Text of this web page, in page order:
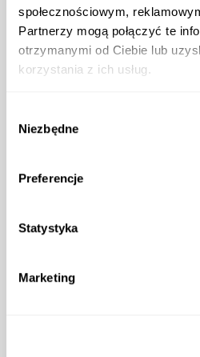
społecznościowym,
Partnerzy mogą połączyć te
otrzymanymi od Ciebie lub
korzystania z ich usług.
zgody
Niezbędne
Preferencje
Statystyka
Marketing
Strefa klienta
Informacje